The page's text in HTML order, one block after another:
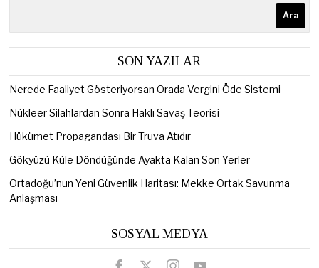
Ara
SON YAZILAR
Nerede Faaliyet Gösteriyorsan Orada Vergini Öde Sistemi
Nükleer Silahlardan Sonra Haklı Savaş Teorisi
Hükümet Propagandası Bir Truva Atıdır
Gökyüzü Küle Döndüğünde Ayakta Kalan Son Yerler
Ortadoğu’nun Yeni Güvenlik Haritası: Mekke Ortak Savunma
Anlaşması
SOSYAL MEDYA